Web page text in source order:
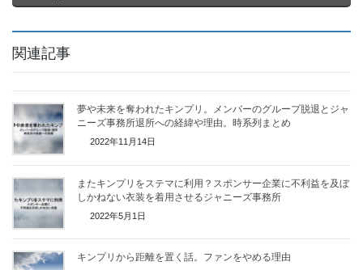
関連記事
夢や未来を奪われたキンプリ。メンバーのグループ脱退とジャ
ニーズ事務所退所への経緯や理由。時系列まとめ
2022年11月14日
またキンプリをステマに利用？スポンサー企業に不利益を及ぼ
しかねない衣装を着用させるジャニーズ事務所
2022年5月1日
キンプリから距離を置く話。ファンをやめる理由